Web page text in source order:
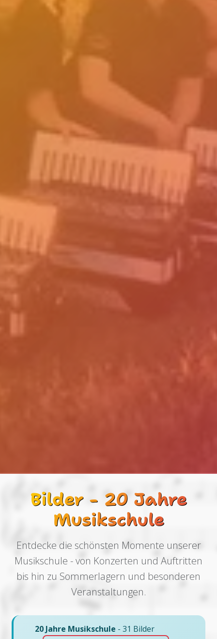
Bilder - 20 Jahre
Musikschule
Entdecke die schönsten Momente unserer
Musikschule - von Konzerten und Auftritten
bis hin zu Sommerlagern und besonderen
Veranstaltungen.
20 Jahre Musikschule - 31 Bilder